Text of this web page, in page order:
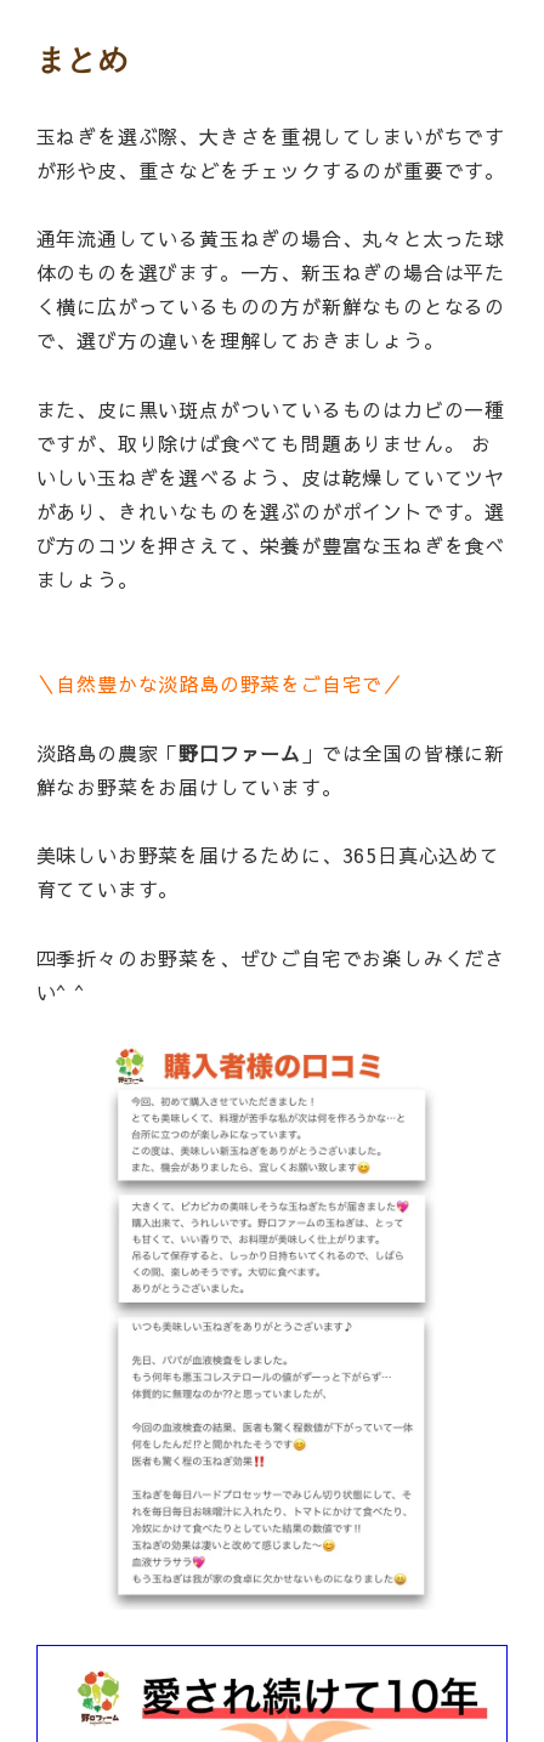
まとめ
玉ねぎを選ぶ際、大きさを重視してしまいがちです
が形や皮、重さなどをチェックするのが重要です。
通年流通している黄玉ねぎの場合、丸々と太った球
体のものを選びます。一方、新玉ねぎの場合は平た
く横に広がっているものの方が新鮮なものとなるの
で、選び方の違いを理解しておきましょう。
また、皮に黒い斑点がついているものはカビの一種
ですが、取り除けば食べても問題ありません。 お
いしい玉ねぎを選べるよう、皮は乾燥していてツヤ
があり、きれいなものを選ぶのがポイントです。選
び方のコツを押さえて、栄養が豊富な玉ねぎを食べ
ましょう。
＼自然豊かな淡路島の野菜をご自宅で／
淡路島の農家「野口ファーム 」では全国の皆様に新
鮮なお野菜をお届けしています。
美味しいお野菜を届けるために、365日真心込めて
育てています。
四季折々のお野菜を、ぜひご自宅でお楽しみくださ
い^ ^